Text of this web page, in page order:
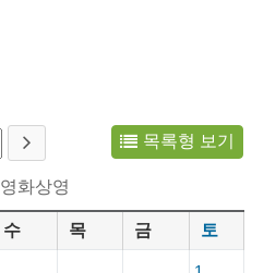
목록형 보기
영화상영
수 목 금 토